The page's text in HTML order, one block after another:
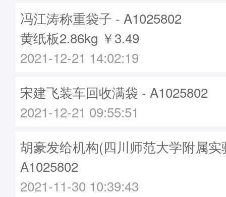
冯江涛称重袋子 - A1025802
黄纸板2.86kg ￥3.49
2021-12-21 14:02:19
宋建飞装车回收满袋 - A1025802
2021-12-21 09:55:51
胡豪发给机构(四川师范大学附属
A1025802
2021-11-30 10:39:43